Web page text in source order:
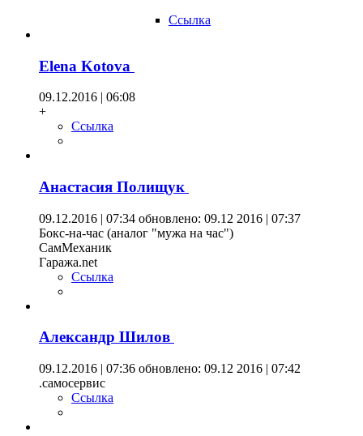
Ссылка
Elena Kotova
09.12.2016 | 06:08
+
Ссылка
Анастасия Полищук
09.12.2016 | 07:34 обновлено: 09.12 2016 | 07:37
Бокс-на-час (аналог "мужа на час")
СамМеханик
Гаража.net
Ссылка
Александр Шилов
09.12.2016 | 07:36 обновлено: 09.12 2016 | 07:42
.самосервис
Ссылка